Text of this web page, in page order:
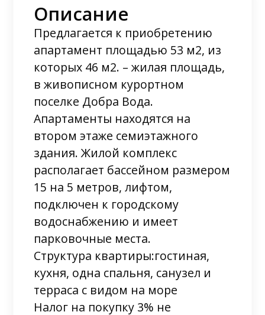
Описание
Предлагается к приобретению
апартамент площадью 53 м2, из
которых 46 м2. – жилая площадь,
в живописном курортном
поселке Добра Вода.
Апартаменты находятся на
втором этаже семиэтажного
здания. Жилой комплекс
располагает бассейном размером
15 на 5 метров, лифтом,
подключен к городскому
водоснабжению и имеет
парковочные места.
Структура квартиры:гостиная,
кухня, одна спальня, санузел и
терраса с видом на море
Налог на покупку 3% не